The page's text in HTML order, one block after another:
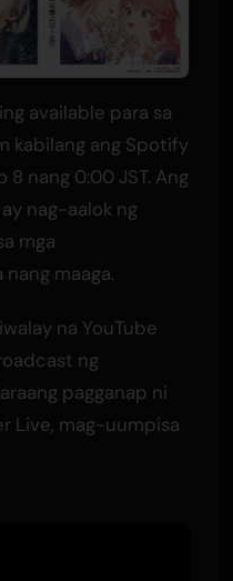
available para sa
kabilang ang Spotify
nang 0:00 JST. Ang
nag-aalok ng
mga
maaga.
na YouTube
ng
pagganap ni
Live, mag-uumpisa